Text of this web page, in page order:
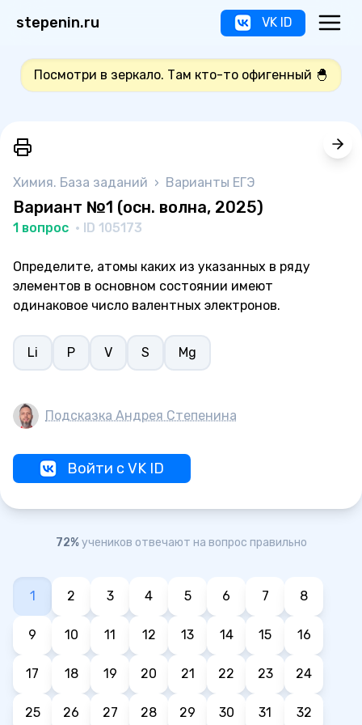
stepenin.ru VK ID
Посмотри в зеркало. Там кто-то офигенный 🐣
Химия. База заданий › Варианты ЕГЭ
Вариант №1 (осн. волна, 2025)
1 вопрос · ID 105173
Определите, атомы каких из указанных в ряду
элементов в основном состоянии имеют
одинаковое число валентных электронов.
Li Р V S Mg
Подсказка Андрея Степенина
Войти с VK ID
72%учеников отвечают на вопрос правильно
1 2 3 4 5 6 7 8
9 10 11 12 13 14 15 16
17 18 19 20 21 22 23 24
25 26 27 28 29 30 31 32